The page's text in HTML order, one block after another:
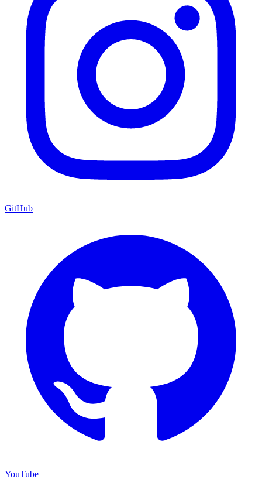
GitHub
YouTube